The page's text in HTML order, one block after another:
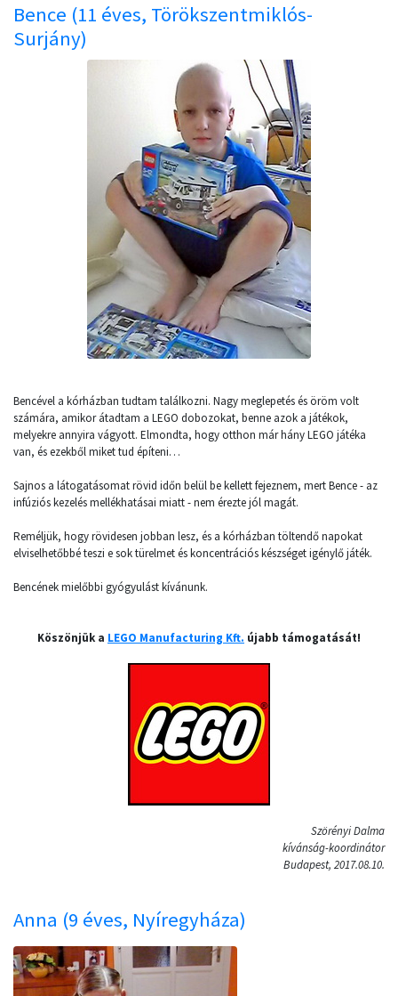
Bence (11 éves, Törökszentmiklós-
Surjány)
Bencével a kórházban tudtam találkozni. Nagy meglepetés és öröm volt
számára, amikor átadtam a LEGO dobozokat, benne azok a játékok,
melyekre annyira vágyott. Elmondta, hogy otthon már hány LEGO játéka
van, és ezekből miket tud építeni…
Sajnos a látogatásomat rövid időn belül be kellett fejeznem, mert Bence - az
infúziós kezelés mellékhatásai miatt - nem érezte jól magát.
Reméljük, hogy rövidesen jobban lesz, és a kórházban töltendő napokat
elviselhetőbbé teszi e sok türelmet és koncentrációs készséget igénylő játék.
Bencének mielőbbi gyógyulást kívánunk.
Köszönjük a LEGO Manufacturing Kft. újabb támogatását!
Szörényi Dalma
kívánság-koordinátor
Budapest, 2017.08.10.
Anna (9 éves, Nyíregyháza)